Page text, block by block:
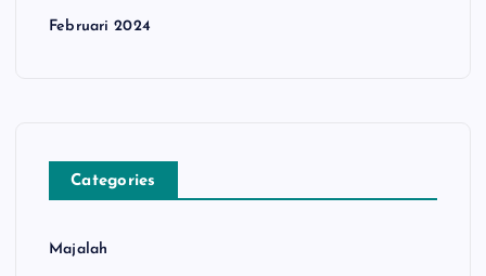
Februari 2024
Categories
Majalah